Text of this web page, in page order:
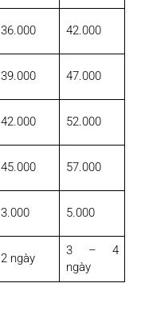
36.000 42.000
39.000 47.000
42.000 52.000
45.000 57.000
3.000 5.000
2 ngày
3 – 4
ngày